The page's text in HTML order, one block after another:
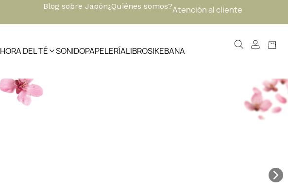
Blog sobre Japón¿Quiénes somos?Atención al cliente
HORA DEL TÉ SONIDOPAPELERÍALIBROSIKEBANA